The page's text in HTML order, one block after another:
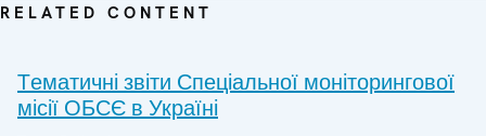
RELATED CONTENT
Tематичні звіти Спеціальної моніторингової
місії ОБСЄ в Україні